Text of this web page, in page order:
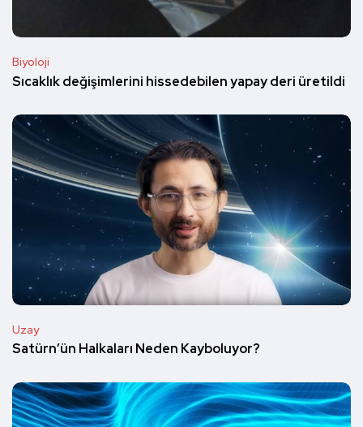
Biyoloji
Sıcaklık değişimlerini hissedebilen yapay deri üretildi
Uzay
Satürn’ün Halkaları Neden Kayboluyor?